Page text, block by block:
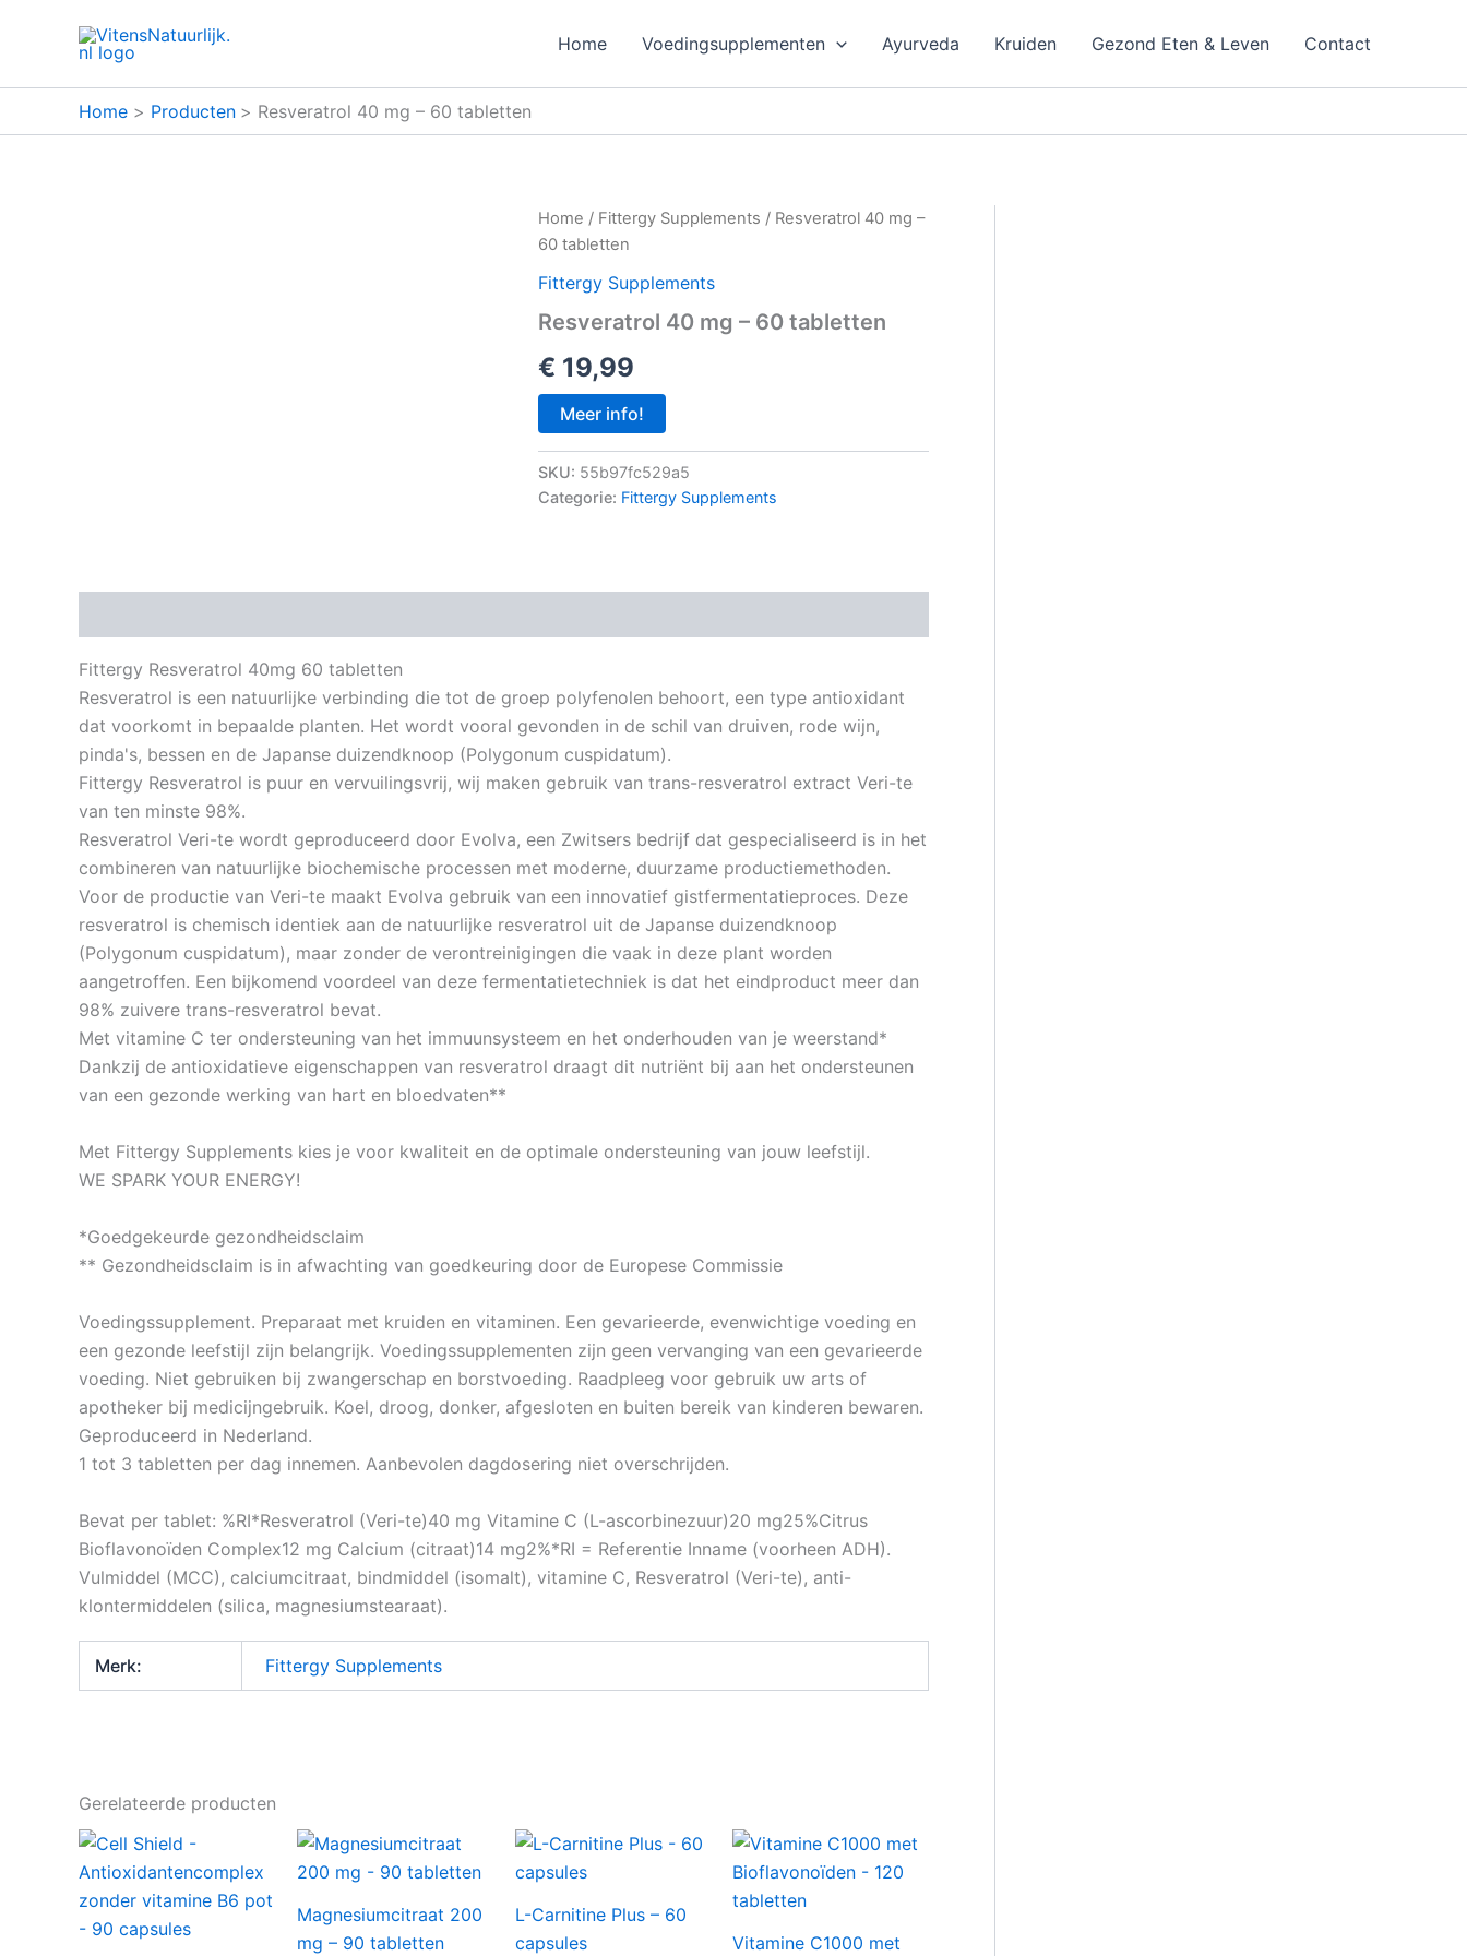
Home Voedingsupplementen Ayurveda Kruiden Gezond Eten & Leven Contact
Home Producten Resveratrol 40 mg – 60 tabletten
Home / Fittergy Supplements / Resveratrol 40 mg –
60 tabletten
Fittergy Supplements
Resveratrol 40 mg – 60 tabletten
€ 19,99
Meer info!
SKU: 55b97fc529a5
Categorie: Fittergy Supplements
Fittergy Resveratrol 40mg 60 tabletten
Resveratrol is een natuurlijke verbinding die tot de groep polyfenolen behoort, een type antioxidant
dat voorkomt in bepaalde planten. Het wordt vooral gevonden in de schil van druiven, rode wijn,
pinda's, bessen en de Japanse duizendknoop (Polygonum cuspidatum).
Fittergy Resveratrol is puur en vervuilingsvrij, wij maken gebruik van trans-resveratrol extract Veri-te
van ten minste 98%.
Resveratrol Veri-te wordt geproduceerd door Evolva, een Zwitsers bedrijf dat gespecialiseerd is in het
combineren van natuurlijke biochemische processen met moderne, duurzame productiemethoden.
Voor de productie van Veri-te maakt Evolva gebruik van een innovatief gistfermentatieproces. Deze
resveratrol is chemisch identiek aan de natuurlijke resveratrol uit de Japanse duizendknoop
(Polygonum cuspidatum), maar zonder de verontreinigingen die vaak in deze plant worden
aangetroffen. Een bijkomend voordeel van deze fermentatietechniek is dat het eindproduct meer dan
98% zuivere trans-resveratrol bevat.
Met vitamine C ter ondersteuning van het immuunsysteem en het onderhouden van je weerstand*
Dankzij de antioxidatieve eigenschappen van resveratrol draagt dit nutriënt bij aan het ondersteunen
van een gezonde werking van hart en bloedvaten**
Met Fittergy Supplements kies je voor kwaliteit en de optimale ondersteuning van jouw leefstijl.
WE SPARK YOUR ENERGY!
*Goedgekeurde gezondheidsclaim
** Gezondheidsclaim is in afwachting van goedkeuring door de Europese Commissie
Voedingssupplement. Preparaat met kruiden en vitaminen. Een gevarieerde, evenwichtige voeding en
een gezonde leefstijl zijn belangrijk. Voedingssupplementen zijn geen vervanging van een gevarieerde
voeding. Niet gebruiken bij zwangerschap en borstvoeding. Raadpleeg voor gebruik uw arts of
apotheker bij medicijngebruik. Koel, droog, donker, afgesloten en buiten bereik van kinderen bewaren.
Geproduceerd in Nederland.
1 tot 3 tabletten per dag innemen. Aanbevolen dagdosering niet overschrijden.
Bevat per tablet: %RI*Resveratrol (Veri-te)40 mg Vitamine C (L-ascorbinezuur)20 mg25%Citrus
Bioflavonoïden Complex12 mg Calcium (citraat)14 mg2%*RI = Referentie Inname (voorheen ADH).
Vulmiddel (MCC), calciumcitraat, bindmiddel (isomalt), vitamine C, Resveratrol (Veri-te), anti-
klontermiddelen (silica, magnesiumstearaat).
Merk: Fittergy Supplements
Gerelateerde producten
Magnesiumcitraat 200
mg – 90 tabletten
L-Carnitine Plus – 60
capsules
Vitamine C1000 met